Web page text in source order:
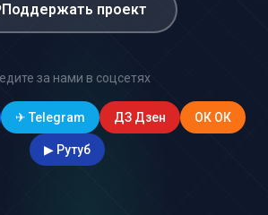
Поддержать проект
за нами в соцсетях
✈ Telegram ДЗ Дзен ОК ОК
▶ Рутуб